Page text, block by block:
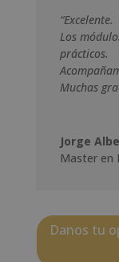
“Excelente.
Los
prácticos.
Muchas
Jorge
Master en
Danos tu